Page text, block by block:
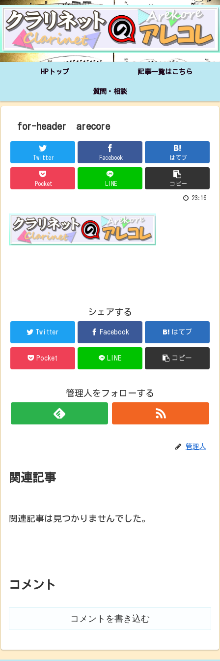
HPトップ 記事一覧はこちら
質問・相談
for-header arecore
Twitter Facebook はてブ
Pocket LINE コピー
23:16
シェアする
Twitter Facebook はてブ
Pocket LINE コピー
管理人をフォローする
管理人
関連記事
関連記事は見つかりませんでした。
コメント
コメントを書き込む